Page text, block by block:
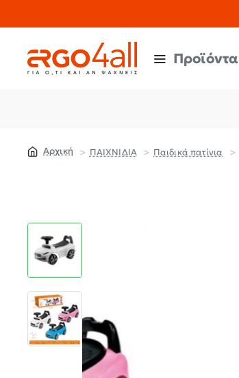
Προϊόντα
ΠΑΙΧΝΙΔΙΑ Παιδικά πατίνια